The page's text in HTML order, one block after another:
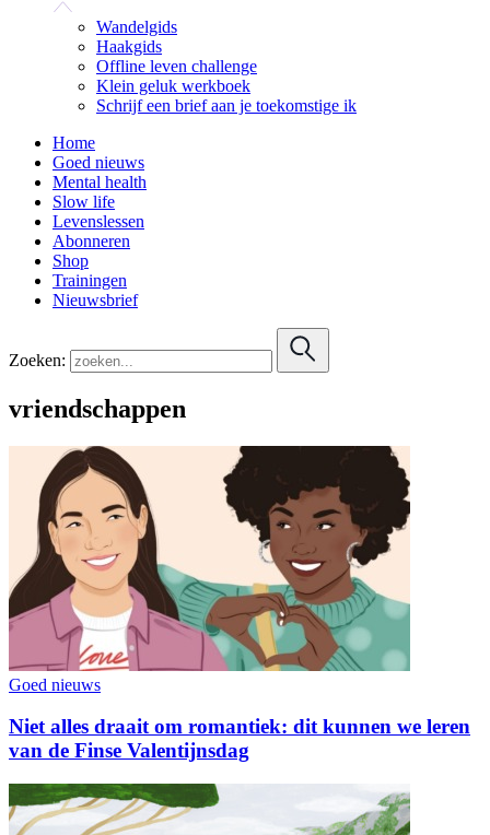
Wandelgids
Haakgids
Offline leven challenge
Klein geluk werkboek
Schrijf een brief aan je toekomstige ik
Home
Goed nieuws
Mental health
Slow life
Levenslessen
Abonneren
Shop
Trainingen
Nieuwsbrief
Zoeken:
vriendschappen
Goed nieuws
Niet alles draait om romantiek: dit kunnen we leren
van de Finse Valentijnsdag